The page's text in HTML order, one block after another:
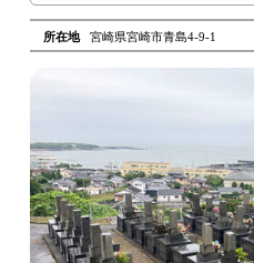
所在地 宮崎県宮崎市青島4-9-1